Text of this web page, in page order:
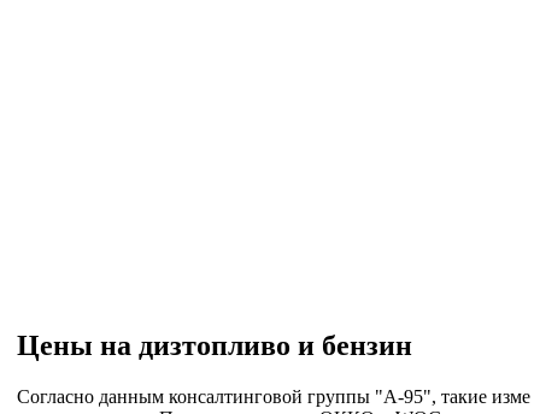
Цены на дизтопливо и бензин
Согласно данным консалтинговой группы "А-95", такие